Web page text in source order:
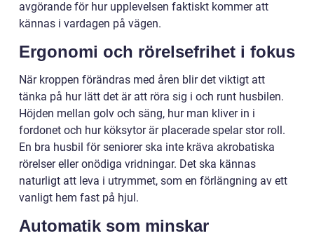
avgörande för hur upplevelsen faktiskt kommer att
kännas i vardagen på vägen.
Ergonomi och rörelsefrihet i fokus
När kroppen förändras med åren blir det viktigt att
tänka på hur lätt det är att röra sig i och runt husbilen.
Höjden mellan golv och säng, hur man kliver in i
fordonet och hur köksytor är placerade spelar stor roll.
En bra husbil för seniorer ska inte kräva akrobatiska
rörelser eller onödiga vridningar. Det ska kännas
naturligt att leva i utrymmet, som en förlängning av ett
vanligt hem fast på hjul.
Automatik som minskar